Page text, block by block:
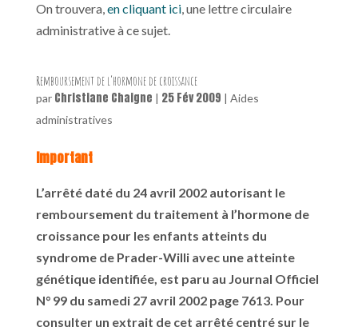
On trouvera,en cliquant ici, une lettre circulaire
administrative à ce sujet.
Remboursement de l’hormone de croissance
par Christiane Chaigne | 25 Fév 2009 | Aides
administratives
Important
L’arrêté daté du 24 avril 2002 autorisant le
remboursement du traitement à l’hormone de
croissance pour les enfants atteints du
syndrome de Prader-Willi avec une atteinte
génétique identifiée, est paru au Journal Officiel
N° 99 du samedi 27 avril 2002 page 7613. Pour
consulter un extrait de cet arrêté centré sur le